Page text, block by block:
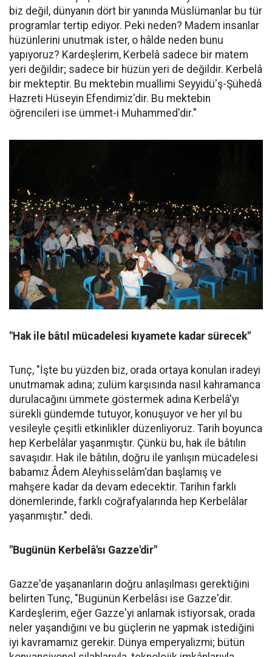
biz değil, dünyanın dört bir yanında Müslümanlar bu tür
programlar tertip ediyor. Peki neden? Madem insanlar
hüzünlerini unutmak ister, o hâlde neden bunu
yapıyoruz? Kardeşlerim, Kerbelâ sadece bir matem
yeri değildir; sadece bir hüzün yeri de değildir. Kerbelâ
bir mekteptir. Bu mektebin muallimi Seyyidü'ş-Şühedâ
Hazreti Hüseyin Efendimiz'dir. Bu mektebin
öğrencileri ise ümmet-i Muhammed'dir."
"Hak ile bâtıl mücadelesi kıyamete kadar sürecek"
Tunç, "İşte bu yüzden biz, orada ortaya konulan iradeyi
unutmamak adına; zulüm karşısında nasıl kahramanca
durulacağını ümmete göstermek adına Kerbelâ'yı
sürekli gündemde tutuyor, konuşuyor ve her yıl bu
vesileyle çeşitli etkinlikler düzenliyoruz. Tarih boyunca
hep Kerbelâlar yaşanmıştır. Çünkü bu, hak ile bâtılın
savaşıdır. Hak ile bâtılın, doğru ile yanlışın mücadelesi
babamız Âdem Aleyhisselâm'dan başlamış ve
mahşere kadar da devam edecektir. Tarihin farklı
dönemlerinde, farklı coğrafyalarında hep Kerbelâlar
yaşanmıştır." dedi.
"Bugünün Kerbelâ'sı Gazze'dir"
Gazze'de yaşananların doğru anlaşılması gerektiğini
belirten Tunç, "Bugünün Kerbelâsı ise Gazze'dir.
Kardeşlerim, eğer Gazze'yi anlamak istiyorsak, orada
neler yaşandığını ve bu güçlerin ne yapmak istediğini
iyi kavramamız gerekir. Dünya emperyalizmi; bütün